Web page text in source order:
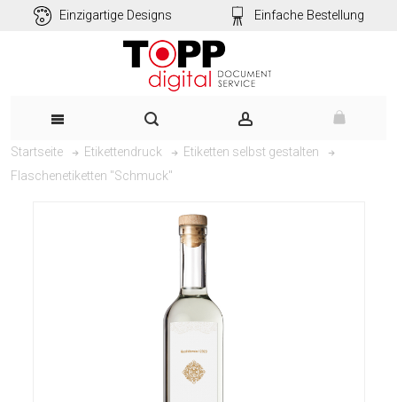
Einzigartige Designs Einfache Bestellung
Startseite Etikettendruck
Etiketten selbst gestalten
Flaschenetiketten "Schmuck"